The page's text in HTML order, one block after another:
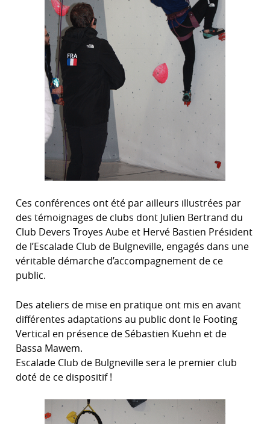
Ces conférences ont été par ailleurs illustrées par
des témoignages de clubs dont Julien Bertrand du
Club Devers Troyes Aube et Hervé Bastien Président
de l’Escalade Club de Bulgneville, engagés dans une
véritable démarche d’accompagnement de ce
public.
Des ateliers de mise en pratique ont mis en avant
différentes adaptations au public dont le Footing
Vertical en présence de Sébastien Kuehn et de
Bassa Mawem.
Escalade Club de Bulgneville sera le premier club
doté de ce dispositif !